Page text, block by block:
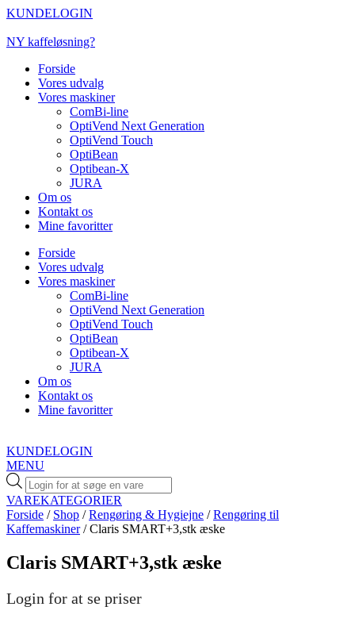
Videre
indhold
KUNDELOGIN
NY kaffeløsning?
Forside
Vores udvalg
Vores maskiner
ComBi-line
OptiVend Next Generation
OptiVend Touch
OptiBean
Optibean-X
JURA
Om os
Kontakt os
Mine favoritter
Forside
Vores udvalg
Vores maskiner
ComBi-line
OptiVend Next Generation
OptiVend Touch
OptiBean
Optibean-X
JURA
Om os
Kontakt os
Mine favoritter
KUNDELOGIN
MENU
Products
search
VAREKATEGORIER
Forside / Shop /Rengøring & Hygiejne /Rengøring til
Kaffemaskiner/ Claris SMART+3,stk æske
Claris SMART+3,stk æske
Login for at se priser